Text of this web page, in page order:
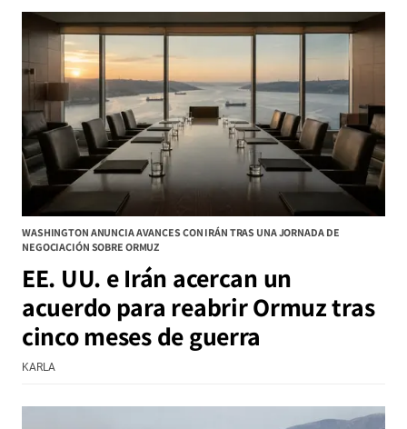
WASHINGTON ANUNCIA AVANCES CON IRÁN TRAS UNA JORNADA DE
NEGOCIACIÓN SOBRE ORMUZ
EE. UU. e Irán acercan un
acuerdo para reabrir Ormuz tras
cinco meses de guerra
KARLA